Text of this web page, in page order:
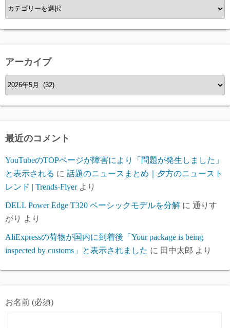
カ
テ
ゴ
ー
アーカイブ
ア
ー
カ
ブ
最近のコメント
YouTubeのTOPページが障害により「問題が発生しました」
と表示される に 話題のニュースまとめ｜夕方のニュースト
レンド | Trends-Flyerより
DELL Power Edge T320 ベーシックモデルを分解 に 通りす
がり より
AliExpressの荷物が国内に到着後「Your package is being
inspected by customs」と表示されました に 田中太郎 より
お名前 (必須)